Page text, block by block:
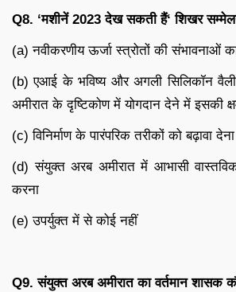
Q8. ‘मशीनें 2023 देख सकती हैं‘शिखर
(a) नवीकरणीय ऊर्जा स्त्रोतों की संभावनाओं
(b) एआई के भविष्य और अगली सिलिकॉन
अमीरात के दृष्टिकोण में योगदान देने में इसकी
(c) विनिर्माण के पारंपरिक तरीकों को बढ़ावा देना
(d) संयुक्त अरब अमीरात में आभासी
करना
(e) उपर्युक्त में से कोई नहीं
Q9.संयुक्त अरब अमीरात का वर्तमान शासक